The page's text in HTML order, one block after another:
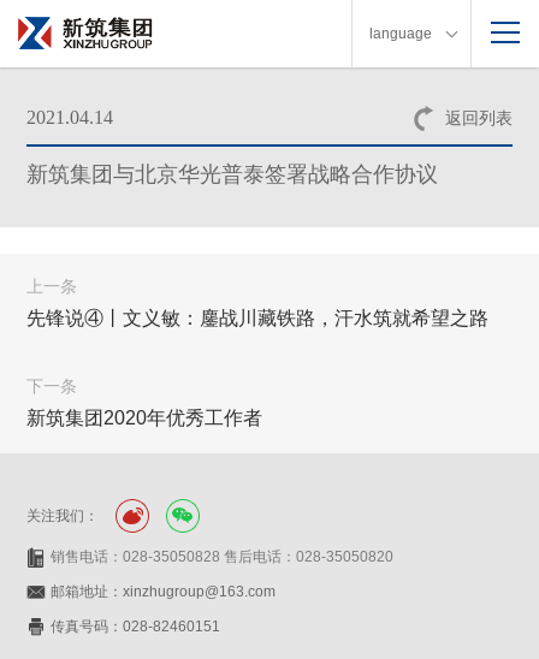
language
返回列表
2021.04.14
新筑集团与北京华光普泰签署战略合作协议
上一条
先锋说④丨文义敏：鏖战川藏铁路，汗水筑就希望之路
下一条
新筑集团2020年优秀工作者
关注我们：
销售电话：028-35050828 售后电话：028-35050820
邮箱地址：xinzhugroup@163.com
传真号码：028-82460151